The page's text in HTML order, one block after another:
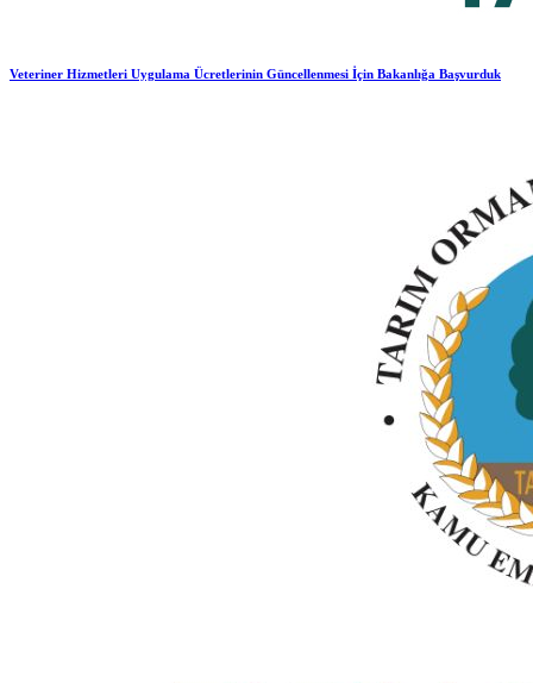
Veteriner Hizmetleri Uygulama Ücretlerinin Güncellenmesi İçin Bakanlığa Başvurduk